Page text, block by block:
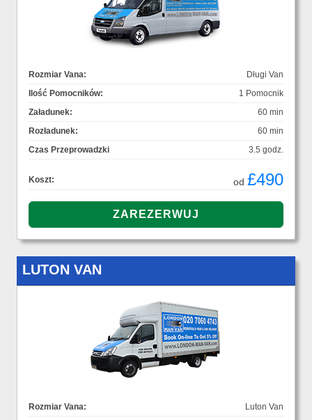
Rozmiar Vana:
Długi Van
Ilość Pomocników:
1 Pomocnik
Załadunek:
60 min
Rozładunek:
60 min
Czas Przeprowadzki
3.5 godz.
Koszt: od £490
LUTON VAN
Rozmiar Vana:
Luton Van